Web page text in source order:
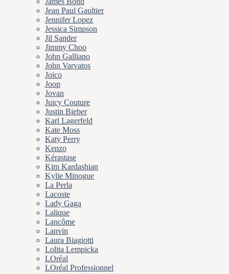
Jean Paul Gaultier
Jennifer Lopez
Jessica Simpson
Jil Sander
Jimmy Choo
John Galliano
John Varvatos
Joico
Joop
Jovan
Juicy Couture
Justin Bieber
Karl Lagerfeld
Kate Moss
Katy Perry
Kenzo
Kérastase
Kim Kardashian
Kylie Minogue
La Perla
Lacoste
Lady Gaga
Lalique
Lancôme
Lanvin
Laura Biagiotti
Lolita Lempicka
LOréal
LOréal Professionnel